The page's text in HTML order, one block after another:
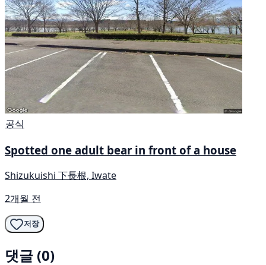
공식
Spotted one adult bear in front of a house
Shizukuishi 下長根, Iwate
2개월 전
저장
댓글 (0)